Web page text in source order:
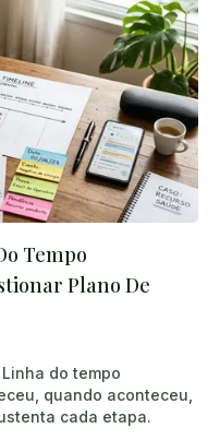
Tempo
Plano De
do tempo
quando aconteceu,
cada etapa.